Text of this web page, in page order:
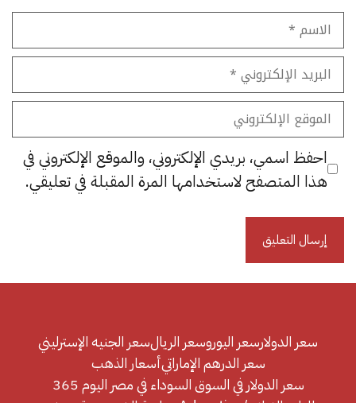
الاسم
البريد
الإلكتروني
الموقع
الإلكتروني
احفظ اسمي، بريدي الإلكتروني، والموقع الإلكتروني في
هذا المتصفح لاستخدامها المرة المقبلة في تعليقي.
سعر الدولارسعر اليوروسعر الريالسعر الجنيه الإسترليني
سعر الدرهم الإماراتيأسعار الذهب
سعر الدولار في السوق السوداء في مصر اليوم 365